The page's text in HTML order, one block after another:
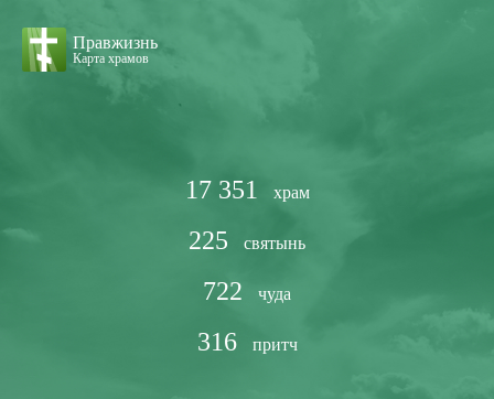
Правжизнь
Карта храмов
17 351 храм
225 святынь
722 чуда
316 притч